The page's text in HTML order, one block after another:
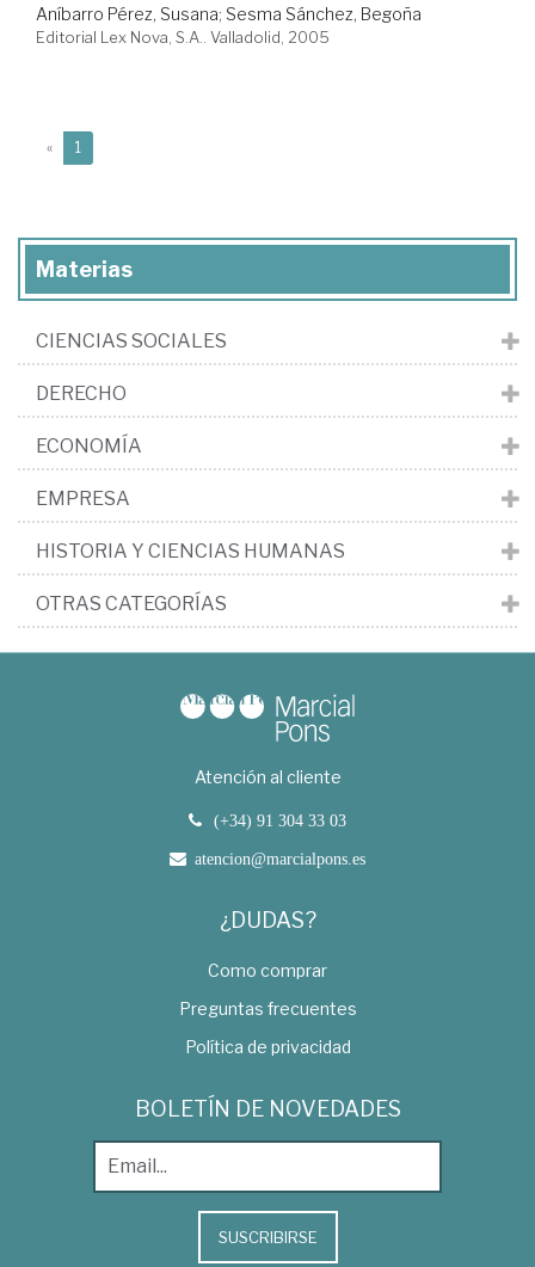
Aníbarro Pérez, Susana; Sesma Sánchez, Begoña
Editorial Lex Nova, S.A.. Valladolid, 2005
« 1
Materias
CIENCIAS SOCIALES
DERECHO
ECONOMÍA
EMPRESA
HISTORIA Y CIENCIAS HUMANAS
OTRAS CATEGORÍAS
Atención al cliente
(+34) 91 304 33 03
atencion@marcialpons.es
¿DUDAS?
Como comprar
Preguntas frecuentes
Política de privacidad
BOLETÍN DE NOVEDADES
SUSCRIBIRSE